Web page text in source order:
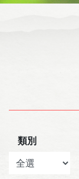
類別